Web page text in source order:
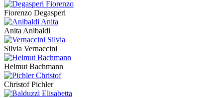
Fiorenzo Degasperi
Anita Anibaldi
Silvia Vernaccini
Helmut Bachmann
Christof Pichler